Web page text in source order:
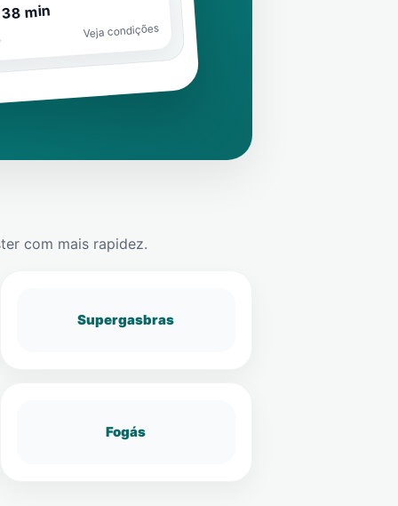
min
Veja condições
com mais rapidez.
Supergasbras
Fogás